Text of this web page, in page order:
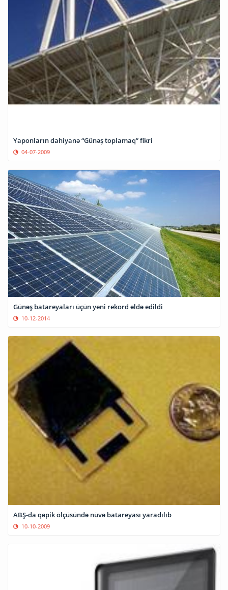
Yaponların dahiyanə “Günəş toplamaq” fikri
04-07-2009
Günəş batareyaları üçün yeni rekord əldə edildi
10-12-2014
ABŞ-da qəpik ölçüsündə nüvə batareyası yaradılıb
10-10-2009